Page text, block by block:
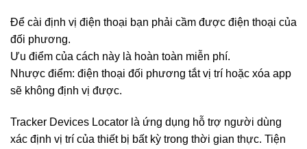
Để cài định vị điện thoại bạn phải cầm được điện thoại của
đối phương.
Ưu điểm của cách này là hoàn toàn miễn phí.
Nhược điểm: điện thoại đối phương tắt vị trí hoặc xóa app
sẽ không định vị được.
Tracker Devices Locator là ứng dụng hỗ trợ người dùng
xác định vị trí của thiết bị bất kỳ trong thời gian thực. Tiện